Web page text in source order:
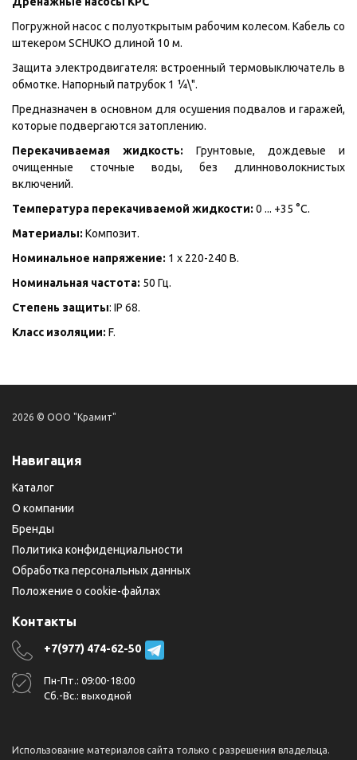
Погружной насос с полуоткрытым рабочим колесом. Кабель со
штекером SCHUKO длиной 10 м.
Защита электродвигателя: встроенный термовыключатель в
обмотке. Напорный патрубок 1 ¼\".
Предназначен в основном для осушения подвалов и гаражей,
которые подвергаются затоплению.
Перекачиваемая жидкость: Грунтовые, дождевые и
очищенные сточные воды, без длинноволокнистых
включений.
Температура перекачиваемой жидкости: 0 ... +35 °C.
Материалы: Композит.
Номинальное напряжение: 1 х 220-240 В.
Номинальная частота: 50 Гц.
Степень защиты: IP 68.
Класс изоляции: F.
2026 © ООО "Крамит"
Навигация
Каталог
О компании
Бренды
Политика конфиденциальности
Обработка персональных данных
Положение о cookie-файлах
Контакты
+7(977) 474-62-50
Пн-Пт.: 09:00-18:00
Сб.-Вс.: выходной
Использование материалов сайта только с разрешения владельца.